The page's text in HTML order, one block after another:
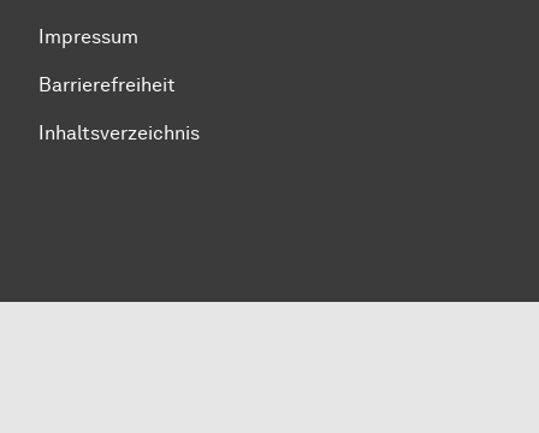
Impressum
Barrierefreiheit
Inhaltsverzeichnis